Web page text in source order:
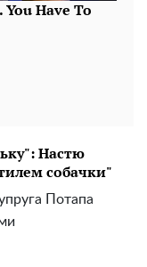
Настю
собачки"
Потапа